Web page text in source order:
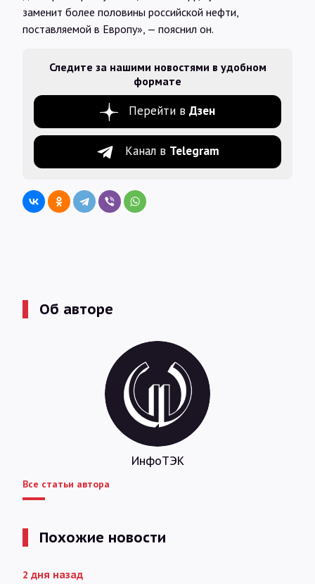
заменит более половины российской нефти,
поставляемой в Европу», — пояснил он.
Следите за нашими новостями в удобном
формате
Перейти в Дзен
Канал в Telegram
Об авторе
ИнфоТЭК
Все статьи автора
Похожие новости
2 дня назад